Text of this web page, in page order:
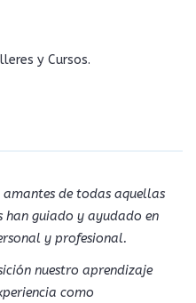
y Cursos.
amantes de todas aquellas
han guiado y ayudado en
y profesional.
nuestro aprendizaje
como